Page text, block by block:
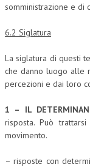
somministrazione e di
6.2 Siglatura
La siglatura di questi
che danno luogo alle
percezioni e dai loro
1 – IL
risposta. Può
movimento.
– risposte con